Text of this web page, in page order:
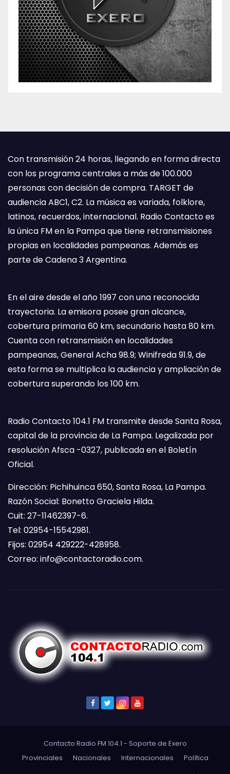
Con transmisión 24 horas, llegando en forma directa
con los programa centrales a más de 100.000
personas con decisión de compra. TARGET de
audiencia ABC1, C2. La música es variada, folklore,
latinos, recuerdos, internacional. Radio Contacto es
la única FM en la Pampa que tiene retransmisiones
propias en localidades pampeanas. Además es
parte de Cadena 3 Argentina.
En el aire desde el año 1997 con una reconocida
trayectoria. La emisora posee gran alcance,
cobertura primaria 60 km, secundario hasta 80 km.
Cuenta con retransmisión en localidades
pampeanas, General Acha 98.9; Winifreda 91.9, de
esta forma se multiplica la audiencia y ampliación de
cobertura superando los 100 km.
Radio Contacto 104.1 FM transmite desde Santa Rosa,
capital de la provincia de La Pampa. Legalizada por
resolución Afsca -0327, publicada en el Boletín
Oficial.
Dirección: Pichihuinca 650, Santa Rosa, La Pampa.
Razón Social: Bonetto Graciela Hilda.
Cuit: 27-11462397-6.
Tel: 02954-15542981.
Fijos: 02954 429222-428958.
Correo: info@contactoradio.com.
Contacto Radio FM 104.1 - Soporte de Exero
Provinciales
Nacionales Internacionales
Política